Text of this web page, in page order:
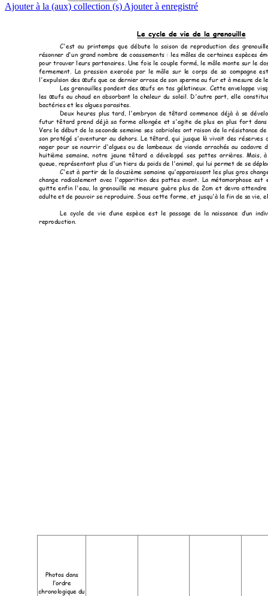
Ajouter à la (aux) collection (s) Ajouter à enregistré
Le cycle de vie de la grenouille
C'est au printemps que débute la saison de reproduction des
résonner d'un grand nombre de coassements : les mâles de certaines espèces
pour trouver leurs partenaires. Une fois le couple formé, le mâle monte sur le
fermement. La pression exercée par le mâle sur le corps de sa compagne e
l'expulsion des œufs que ce dernier arrose de son sperme au fur et à mesure de
Les grenouilles pondent des œufs en tas gélatineux. Cette enveloppe
les œufs au chaud en absorbant la chaleur du soleil. D'autre part, elle
bactéries et les algues parasites.
Deux heures plus tard, l'embryon de têtard commence déjà à se dé
futur têtard prend déjà sa forme allongée et s'agite de plus en plus fort dans
Vers le début de la seconde semaine ses cabrioles ont raison de la résistance de
son protégé s'aventurer au dehors. Le têtard, qui jusque là vivait des réserves
nager pour se nourrir d'algues ou de lambeaux de viande arrachés au cadavre d
huitième semaine, notre jeune têtard a développé ses pattes arrières. Mais, à
queue, représentant plus d'un tiers du poids de l'animal, qui lui permet de se
C'est à partir de la douzième semaine qu'apparaissent les plus gros ch
change radicalement avec l'apparition des pattes avant. La métamorphose est
quitte enfin l'eau, la grenouille ne mesure guère plus de 2cm et devra attendre
adulte et de pouvoir se reproduire. Sous cette forme, et jusqu'à la fin de sa vie,
Le cycle de vie d’une espèce est le passage de la naissance  d’un indiv
reproduction.
Photos dans
l’ordre
chronologique du